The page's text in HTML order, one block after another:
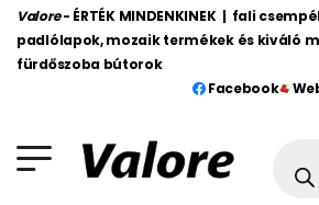
Valore - ÉRTÉK MINDENKINEK | fali
padlólapok, mozaik termékek és kiváló
fürdőszoba bútorok
Facebook